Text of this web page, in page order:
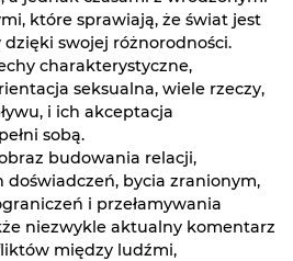
które sprawiają, że świat jest
dzięki swojej różnorodności.
charakterystyczne,
seksualna, wiele rzeczy,
i ich akceptacja
sobą.
budowania relacji,
bycia zranionym,
i przełamywania
niezwykle aktualny komentarz
między ludźmi,